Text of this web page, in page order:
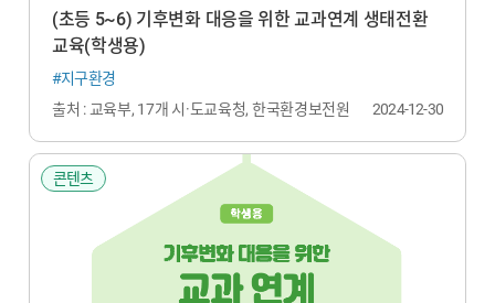
(초등 5~6) 기후변화 대응을 위한 교과연계 생태전환
교육(학생용)
#지구환경
출처 : 교육부, 17개 시·도교육청, 한국환경보전원
2024-12-30
콘텐츠